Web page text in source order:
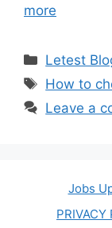
more
Letest
Tags
How to
Leave a
Jobs
PRIVACY